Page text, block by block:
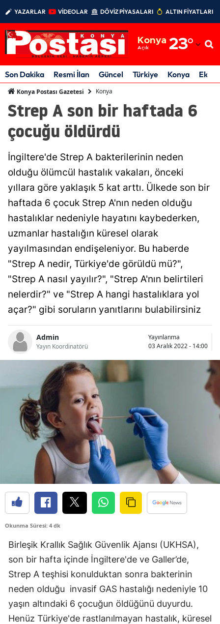
YAZARLAR VİDEOLAR DÖVİZ PİYASALARI ALTIN FİYATLARI
Konya
Açık 23°
Adıyaman
Afyonkarahisar
Amasya
Artvin
Aydın
Bilecik
Bingöl
Bolu
Burdur
Denizli
Diyarbakır
Edirne
Elazığ
Erzincan
Erzurum
Gaziantep
Giresun
Gümüşhane
Hakkari
Son Dakika Resmi İlan Güncel Türkiye Konya
Konya Postası Gazetesi Konya
Strep A son bir haftada 6
çocuğu öldürdü
İngiltere'de Strep A bakterilerinin neden
olduğu ölümcül hastalık vakaları, önceki
yıllara göre yaklaşık 5 kat arttı. Ülkede son bir
haftada 6 çocuk Strep A'nın neden olduğu
hastalıklar nedeniyle hayatını kaybederken,
uzmanlar hastalığın küresel olarak
yayılmasından endişeleniyor. Bu haberde
"Strep A nedir, Türkiye'de görüldü mü?",
"Strep A nasıl yayılır?", "Strep A'nın belirtileri
nelerdir?" ve "Strep A hangi hastalıklara yol
açar?" gibi soruların yanıtlarını bulabilirsiniz
Admin
Yayın Koordinatörü
Yayınlanma
03 Aralık 2022 - 14:00
Okunma Süresi: 4 dk
Birleşik Krallık Sağlık Güvenlik Ajansı (UKHSA),
son bir hafta içinde İngiltere'de ve Galler’de,
Strep A teşhisi konulduktan sonra bakterinin
neden olduğu invasif GAS hastalığı nedeniyle 10
yaşın altındaki 6 çocuğun öldüğünü duyurdu.
Henüz Türkiye'de rastlanılmayan hastalık, küresel